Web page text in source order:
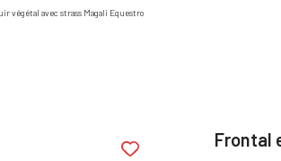
végétal avec strass Magali Equestro
Frontal